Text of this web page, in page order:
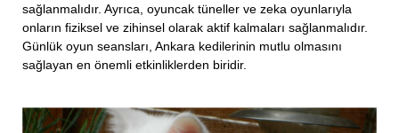
sağlanmalıdır. Ayrıca, oyuncak tüneller ve zeka oyunlarıyla
onların fiziksel ve zihinsel olarak aktif kalmaları sağlanmalıdır.
Günlük oyun seansları, Ankara kedilerinin mutlu olmasını
sağlayan en önemli etkinliklerden biridir.